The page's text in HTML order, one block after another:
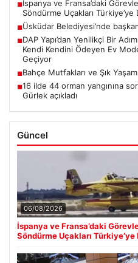
■İspanya ve Fransa’daki
Söndürme Uçakları Türkiye’ye
■Üsküdar Belediyesi’nde
■DAP Yapı’dan Yenilikçi Bir
Kendi Kendini Ödeyen Ev
Geçiyor
■Bahçe Mutfakları ve Şık Yaşam
■16 ilde 44 orman yangınına
Gürlek açıkladı
Güncel
06/08/2026
İspanya ve Fransa’daki
Söndürme Uçakları Türkiye’ye